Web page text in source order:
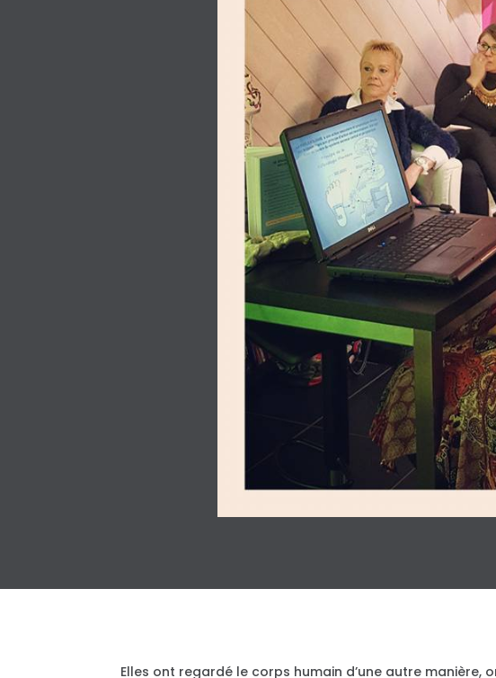
Elles ont regardé le corps humain d’une autre